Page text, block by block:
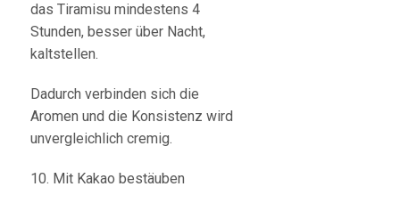
das Tiramisu mindestens 4
Stunden, besser über Nacht,
kaltstellen.
Dadurch verbinden sich die
Aromen und die Konsistenz wird
unvergleichlich cremig.
10. Mit Kakao bestäuben